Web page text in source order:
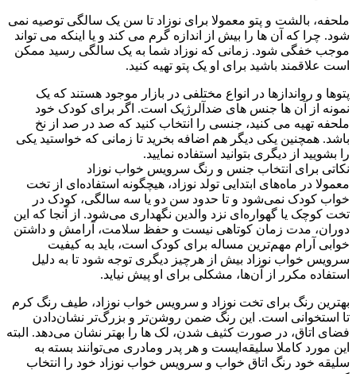
ملحفه، بالشت و پتو معمولا برای نوزاد تا سن یک سالگی توصیه نمی
شود. چرا که آن ها را بیش از اندازه گرم می کند و یا اینکه می تواند
موجب خفگی شود. زمانی که نوزاد شما به یک سالگی رسید ممکن
است علاقمند باشید برای او یک پتو تهیه کنید.
پتوها و رواندازها در انواع مختلفی در بازار موجود هستند که یک
نمونه از آن ها جنس های ضدآلرژیک است. اگر برای کودک خود
ملحفه تهیه می کنید، جنسی را انتخاب کنید که صد در صد از نخ
باشد. همچنین یکی دیگر هم اضافه بخرید تا زمانی که خواستید یکی
را بشویید از دیگری بتوانید استفاده نمایید.
نکاتی برای انتخاب جنس و رنگ سرویس خواب نوزاد
معمولا در ماه‌های ابتدایی تولد نوزاد، هیچگونه استفاده‌ای از تخت
خواب کودک نمی‌شود و تا حدود سن دو یا سه سالگی، کودک در
تخت کوچک یا گهواره‌ای نزد والدین نگهداری می‌شود. از آنجا که این
دوران، مدت زمان کوتاهی نیست و حفظ سلامت، آرامش و داشتن
خوابی آرام مهم‌ترین مساله برای کودک است، باید به کیفیت
سرویس خواب نوزاد بیش از هرچیز دیگری توجه شود تا به دلیل
استفاده مکرر از آن‌ها، مشکلی برای او پیش نیاید.
بهترین رنگ برای تخت نوزاد و سرویس خواب نوزاد، طیف رنگ كرم
تا استخوانی است. این رنگ ضمن روشن‌تر و بزرگ‌تر نشان‌دادن
فضای اتاق، در صورت كثیف شدن، لک ها را بهتر نشان می‌دهد. البته
این مورد کاملا سلیقه‌ایست و هر پدر ومادری می‌توانند بسته به
سلیقه خود رنگ اتاق خواب و سرویس خواب نوزاد خود را انتخاب